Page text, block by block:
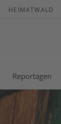
HEIMATWALD
Reportagen